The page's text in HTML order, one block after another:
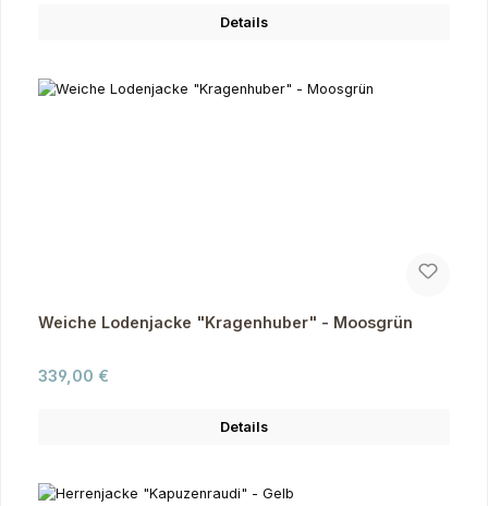
Details
Weiche Lodenjacke "Kragenhuber" - Moosgrün
Regulärer Preis:
339,00 €
Details